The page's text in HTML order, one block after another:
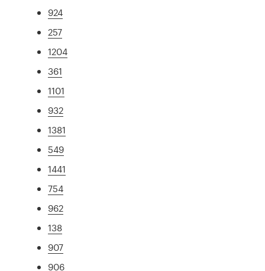
924
257
1204
361
1101
932
1381
549
1441
754
962
138
907
906